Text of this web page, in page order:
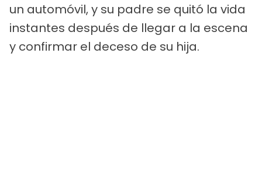
un automóvil, y su padre se quitó la vida
instantes después de llegar a la escena
y confirmar el deceso de su hija.